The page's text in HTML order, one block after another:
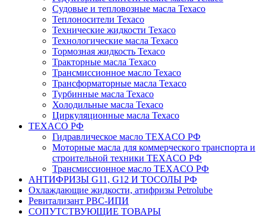
Судовые и тепловозные масла Texaco
Теплоносители Texaco
Технические жидкости Texaco
Технологические масла Texaco
Тормозная жидкость Texaco
Тракторные масла Texaco
Трансмиссионное масло Texaco
Трансформаторные масла Texaco
Турбинные масла Texaco
Холодильные масла Texaco
Циркуляционные масла Texaco
TEXACO РФ
Гидравлическое масло TEXACO РФ
Моторные масла для коммерческого транспорта и
строительной техники TEXACO РФ
Трансмиссионное масло TEXACO РФ
АНТИФРИЗЫ G11, G12 И ТОСОЛЫ РФ
Охлаждающие жидкости, атифризы Petrolube
Ревитализант РВС-ИПИ
СОПУТСТВУЮЩИЕ ТОВАРЫ